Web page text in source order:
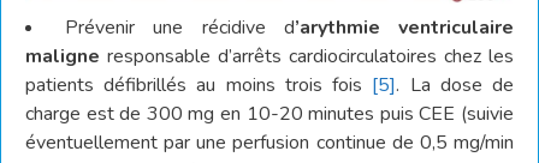
Prévenir une récidive d’arythmie ventriculaire
maligne responsable d’arrêts cardiocirculatoires chez les
patients défibrillés au moins trois fois [5]. La dose de
charge est de 300 mg en 10-20 minutes puis CEE (suivie
éventuellement par une perfusion continue de 0,5 mg/min